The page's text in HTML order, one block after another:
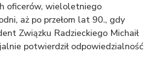
oficerów, wieloletniego
aż po przełom lat 90., gdy
Związku Radzieckiego Michaił
potwierdził odpowiedzialność